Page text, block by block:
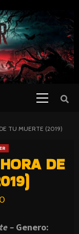
TU MUERTE (2019)
DE
– Genero: